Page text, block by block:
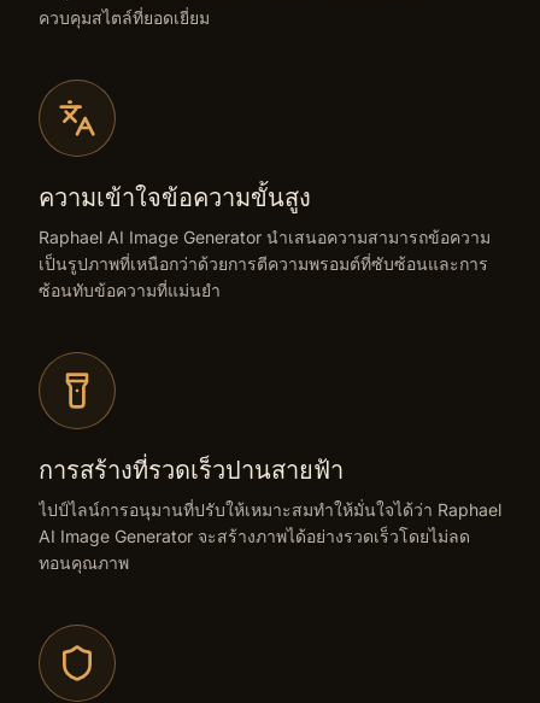
ควบคุมสไตล์ที่ยอดเยี่ยม
ความเข้าใจข้อความขั้นสูง
Raphael AI Image Generator นำเสนอความสามารถข้อความ
เป็นรูปภาพที่เหนือกว่าด้วยการตีความพรอมต์ที่ซับซ้อนและการ
ซ้อนทับข้อความที่แม่นยำ
การสร้างที่รวดเร็วปานสายฟ้า
ไปป์ไลน์การอนุมานที่ปรับให้เหมาะสมทำให้มั่นใจได้ว่า Raphael
AI Image Generator จะสร้างภาพได้อย่างรวดเร็วโดยไม่ลด
ทอนคุณภาพ